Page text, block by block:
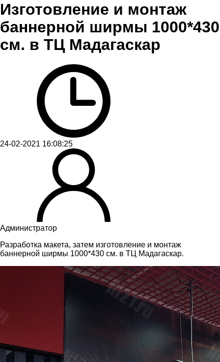
Изготовление и монтаж
баннерной ширмы 1000*430
см. в ТЦ Мадагаскар
24-02-2021 16:08:25
Администратор
Разработка макета, затем изготовление и монтаж
баннерной ширмы 1000*430 см. в ТЦ Мадагаскар.